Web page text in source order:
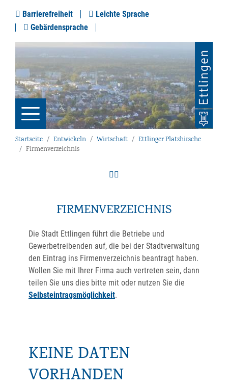
Barrierefreiheit
Leichte Sprache
Gebärdensprache
Startseite Entwickeln Wirtschaft
Ettlinger Platzhirsche
Firmenverzeichnis
FIRMENVERZEICHNIS
Die Stadt Ettlingen führt die Betriebe und
Gewerbetreibenden auf, die bei der Stadtverwaltung
den Eintrag ins Firmenverzeichnis beantragt haben.
Wollen Sie mit Ihrer Firma auch vertreten sein, dann
teilen Sie uns dies bitte mit oder nutzen Sie die
Selbsteintragsmöglichkeit.
KEINE DATEN
VORHANDEN